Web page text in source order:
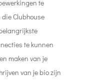
te
Clubhouse
te kunnen
maken van je
van je bio zijn